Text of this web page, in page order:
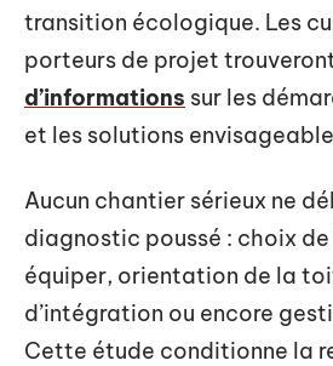
transition écologique. Les
porteurs de projet
d’informations sur les
et les solutions
Aucun chantier sérieux ne
diagnostic poussé : choix
équiper, orientation de la
d’intégration ou encore
Cette étude conditionne la